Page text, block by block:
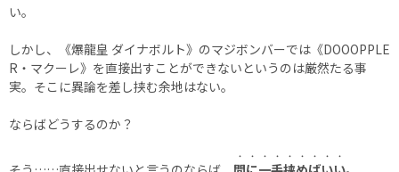
い。
しかし、《爆龍皇 ダイナボルト》のマジボンバーでは《DOOOPPLE
R・マクーレ》を直接出すことができないというのは厳然たる事
実。そこに異論を差し挟む余地はない。
ならばどうするのか？
・・・・・・・・・